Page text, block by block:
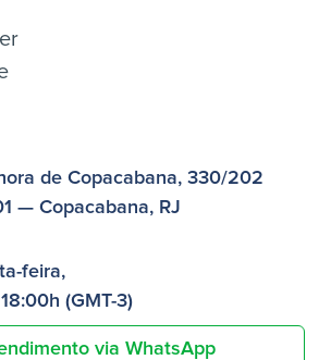
de Copacabana, 330/202
— Copacabana, RJ
feira,
(GMT-3)
via WhatsApp